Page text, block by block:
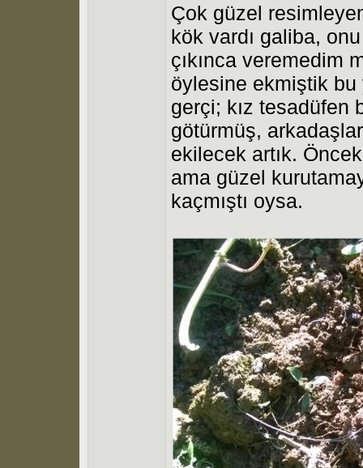
Çok güzel
kök vardı galiba,
çıkınca veremedim
öylesine ekmiştik bu
gerçi; kız tesadüfen
götürmüş,
ekilecek artık.
ama güzel
kaçmıştı oysa.